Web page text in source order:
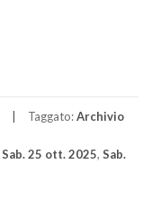
Taggato:Archivio
Sab. 25 ott. 2025, Sab.